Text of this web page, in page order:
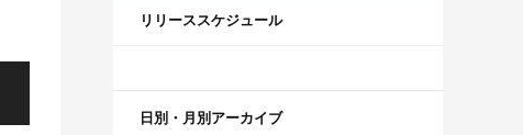
リリーススケジュール
日別・月別アーカイブ